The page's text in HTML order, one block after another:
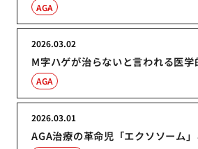
AGA
M字ハゲが治らないと言われる医学
2026.03.02
AGA
AGA治療の革命児「エクソソーム
2026.03.01